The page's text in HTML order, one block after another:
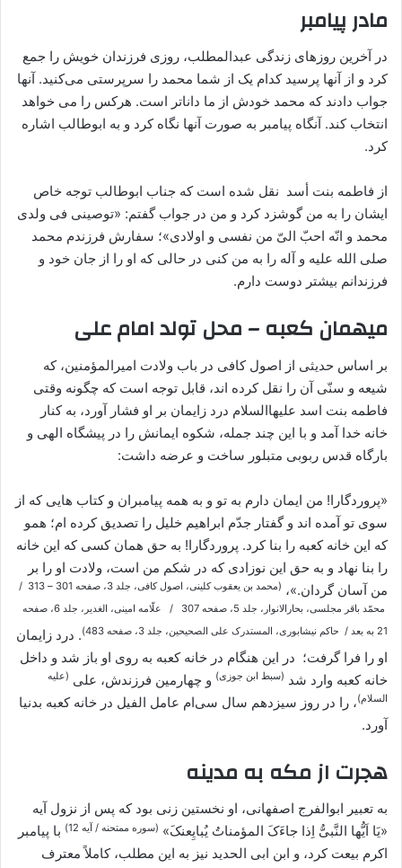
مادر پیامبر
در آخرین روزهای زندگی عبدالمطلب، روزی فرزندان خویش را جمع
کرد و از آنها پرسید کدام یک از شما محمد را سرپرستی می‌کنید. آنها
جواب دادند که محمد خودش از ما داناتر است. هرکس را می خواهد
انتخاب کند. آنگاه پیامبر به صورت آنها نگاه کرد و به ابوطالب اشاره
کرد.
از فاطمه بنت أسد نقل شده است که جناب ابوطالب توجه خاص
ایشان را به من گوشزد کرد و من در جواب گفتم: «توصینی فی ولدی
محمد و انّه احبّ الیّ من نفسی و اولادی»؛ سفارش فرزندم محمد
صلی الله علیه و آله را به من کنی در حالی که او را از جان خود و
فرزندانم بیشتر دوست دارم.
میهمان کعبه– محل تولد امام علی
بر اساس حدیثی از اصول کافی در باب ولادت امیرالمؤمنین، که
شیعه و سنّی آن را نقل کرده اند، قابل توجه است که چگونه وقتی
فاطمه بنت اسد علیهاالسلام درد زایمان بر او فشار آورد، به کنار
خانه خدا آمد و با این چند جمله، شکوه ایمانش را در پیشگاه الهی و
بارگاه قدس ربوبی متبلور ساخت و عرضه داشت:
«پروردگارا! من ایمان دارم به تو و به همه پیامبران و کتاب هایی که از
سوی تو آمده اند و گفتار جدّم ابراهیم خلیل را تصدیق کرده ام؛ همو
که این خانه کعبه را بنا کرد. پروردگارا! به حق همان کسی که این خانه
را بنا نهاد و به حق این نوزادی که در شکم من است، ولادت او را بر
من آسان گردان.»،
(محمد بن یعقوب کلینی، اصول کافی، جلد 3، صفحه 301 – 313 /
محمّد باقر مجلسی، بحارالانوار، جلد 5، صفحه 307 / علّامه امینی، الغدیر، جلد 6، صفحه
21 به بعد / حاکم نیشابوری، المستدرک علی الصحیحین، جلد 3، صفحه 483)
. درد زایمان
او را فرا گرفت؛ در این هنگام در خانه کعبه به روی او باز شد و داخل
خانه کعبه وارد شد (سبط ابن جوزی) و چهارمین فرزندش، علی (علیه
السلام)، را در روز سیزدهم سال سی‌ام عامل الفیل در خانه کعبه بدنیا
آورد.
هجرت از مکه به مدینه
به تعبیر ابوالفرج اصفهانی، او نخستین زنی بود که پس از نزول آیه
«یَا اَیُّها النَّبیُّ اِذا جاءَکَ المؤمناتُ یُبایِعنکَ» (سوره ممتحنه / آیه 12)
با پیامبر
اکرم بیعت کرد، و ابن ابی الحدید نیز به این مطلب، کاملاً معترف